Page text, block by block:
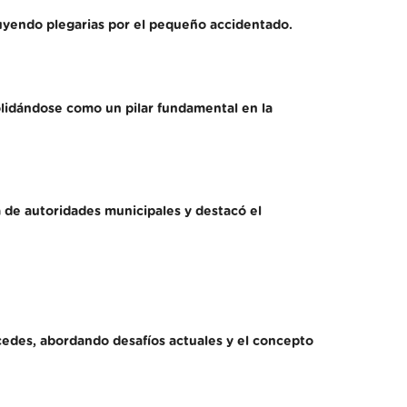
plegarias por el pequeño accidentado.
como un pilar fundamental en la
autoridades municipales y destacó el
abordando desafíos actuales y el concepto